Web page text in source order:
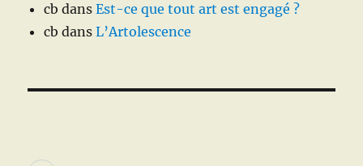
cb dansEst-ce que tout art est engagé ?
cb dansL’Artolescence